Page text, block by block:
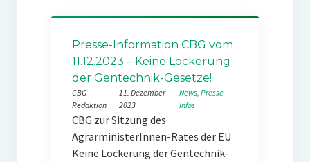
Presse-Information CBG vom
11.12.2023 – Keine Lockerung
der Gentechnik-Gesetze!
CBG
Redaktion
11. Dezember
2023
News, Presse-
Infos
CBG zur Sitzung des
AgrarministerInnen-Rates der EU
Keine Lockerung der Gentechnik-